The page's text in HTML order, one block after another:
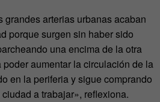
grandes arterias urbanas acaban
porque surgen sin haber sido
una encima de la otra
aumentar la circulación de la
en la periferia y sigue comprando
a trabajar», reflexiona.